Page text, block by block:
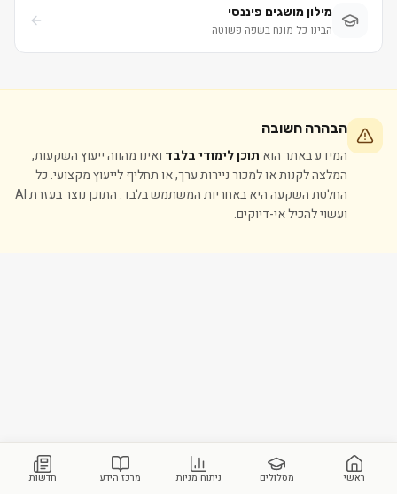
מילון מושגים פיננסי
הבינו כל מונח בשפה פשוטה
הבהרה חשובה
המידע באתר הוא תוכן לימודי בלבד ואינו מהווה ייעוץ השקעות,
המלצה לקנות או למכור ניירות ערך, או תחליף לייעוץ מקצועי. כל
החלטת השקעה היא באחריות המשתמש בלבד. התוכן נוצר בעזרת AI
ועשוי להכיל אי-דיוקים.
ראשי מסלולים ניתוח מניות מרכז הידע חדשות